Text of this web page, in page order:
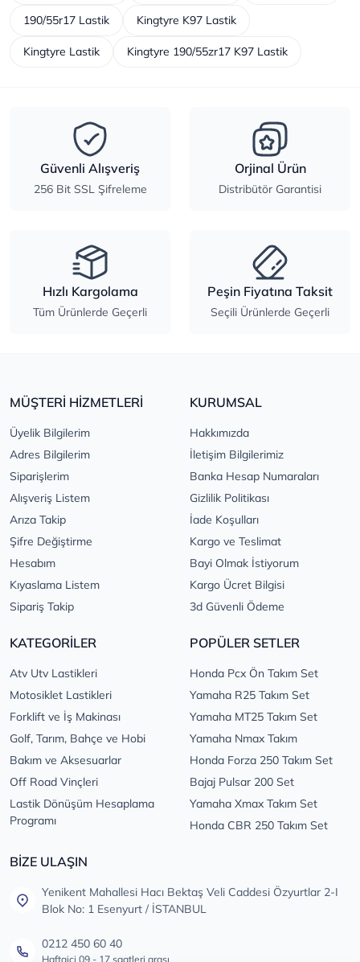
190/55r17 Lastik Kingtyre K97 Lastik
Kingtyre Lastik Kingtyre 190/55zr17 K97 Lastik
Güvenli Alışveriş
256 Bit SSL Şifreleme
Orjinal Ürün
Distribütör Garantisi
Hızlı Kargolama
Tüm Ürünlerde Geçerli
Peşin Fiyatına Taksit
Seçili Ürünlerde Geçerli
MÜŞTERİ HİZMETLERİ
Üyelik Bilgilerim
Adres Bilgilerim
Siparişlerim
Alışveriş Listem
Arıza Takip
Şifre Değiştirme
Hesabım
Kıyaslama Listem
Sipariş Takip
KURUMSAL
Hakkımızda
İletişim Bilgilerimiz
Banka Hesap Numaraları
Gizlilik Politikası
İade Koşulları
Kargo ve Teslimat
Bayi Olmak İstiyorum
Kargo Ücret Bilgisi
3d Güvenli Ödeme
KATEGORİLER
Atv Utv Lastikleri
Motosiklet Lastikleri
Forklift ve İş Makinası
Golf, Tarım, Bahçe ve Hobi
Bakım ve Aksesuarlar
Off Road Vinçleri
Lastik Dönüşüm Hesaplama
Programı
POPÜLER SETLER
Honda Pcx Ön Takım Set
Yamaha R25 Takım Set
Yamaha MT25 Takım Set
Yamaha Nmax Takım
Honda Forza 250 Takım Set
Bajaj Pulsar 200 Set
Yamaha Xmax Takım Set
Honda CBR 250 Takım Set
BİZE ULAŞIN
Yenikent Mahallesi Hacı Bektaş Veli Caddesi Özyurtlar 2-I
Blok No: 1 Esenyurt / İSTANBUL
0212 450 60 40
Haftaiçi 09 - 17 saatleri arası